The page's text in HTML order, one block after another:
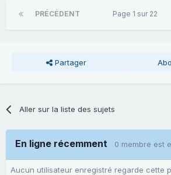
PRÉCÉDENT Page 1 sur 22
Partager
Aller sur la liste des sujets
En ligne récemment 0 membre est
Aucun utilisateur enregistré regarde cette